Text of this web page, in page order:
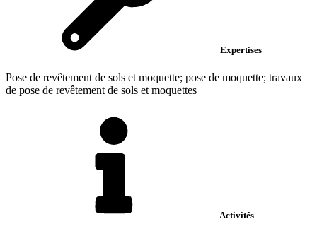
Expertises
Pose de revêtement de sols et moquette; pose de moquette; travaux
de pose de revêtement de sols et moquettes
Activités